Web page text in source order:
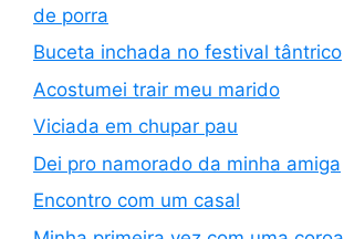
de porra
Buceta inchada no festival tântrico
Acostumei trair meu marido
Viciada em chupar pau
Dei pro namorado da minha amiga
Encontro com um casal